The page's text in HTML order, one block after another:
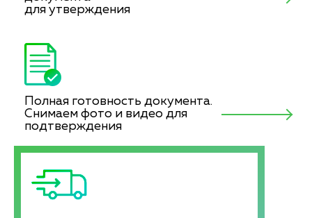
для утверждения
Полная готовность документа.
Снимаем фото и видео для
подтверждения